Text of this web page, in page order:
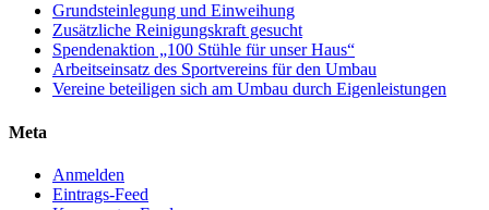
Grundsteinlegung und Einweihung
Zusätzliche Reinigungskraft gesucht
Spendenaktion „100 Stühle für unser Haus“
Arbeitseinsatz des Sportvereins für den Umbau
Vereine beteiligen sich am Umbau durch Eigenleistungen
Meta
Anmelden
Eintrags-Feed